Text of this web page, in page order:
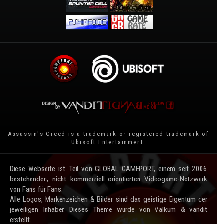
Assassin's Creed is a trademark or registered trademark of
Ubisoft Entertainment
Diese Webseite ist Teil von GLOBAL GAMEPORT, einem seit 2006
bestehenden, nicht kommerziell orientierten Videogame-Netzwerk
von Fans für Fans.
Alle Logos, Markenzeichen & Bilder sind das geistige Eigentum der
jeweiligen Inhaber. Dieses Theme wurde von Valkum & vandit
erstellt.